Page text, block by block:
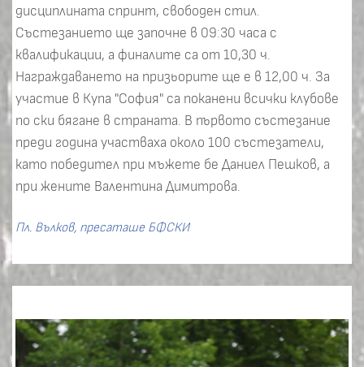
дисциплината спринт, свободен стил.
Състезанието ще започне в 09:30 часа с
квалификации, а финалите са от 10,30 ч.
Награждаването на призьорите ще е в 12,00 ч. За
участие в Купа "София" са поканени всички клубове
по ски бягане в страната. В първото състезание
преди година участваха около 100 състезатели,
като победител при мъжете бе Даниел Пешков, а
при жените Валентина Димитрова.
Пл. Вълков, пресаташе БФСКИ